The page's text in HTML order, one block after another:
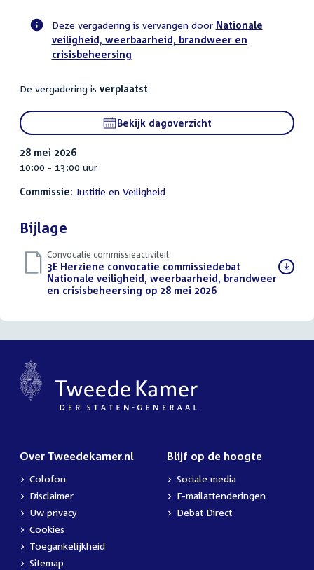
Voortgangsstatus
commissie
activiteit
Deze vergadering is vervangen door Nationale
veiligheid, weerbaarheid, brandweer en
crisisbeheersing
De vergadering is verplaatst
Bekijk dagoverzicht
28 mei 2026
10:00 - 13:00 uur
Commissie: Justitie en Veiligheid
Bijlage
Convocatie commissieactiviteit
Download
bestand:
3E Herziene convocatie commissiedebat
Nationale veiligheid, weerbaarheid, brandweer
en crisisbeheersing op 28 mei 2026(PDF)
Over Tweedekamer.nl
Colofon
Disclaimer
Uw privacy
Cookies
Toegankelijkheid
Sitemap
Blijf op de hoogte
Sociale media
E-mailattenderingen
Debat Direct